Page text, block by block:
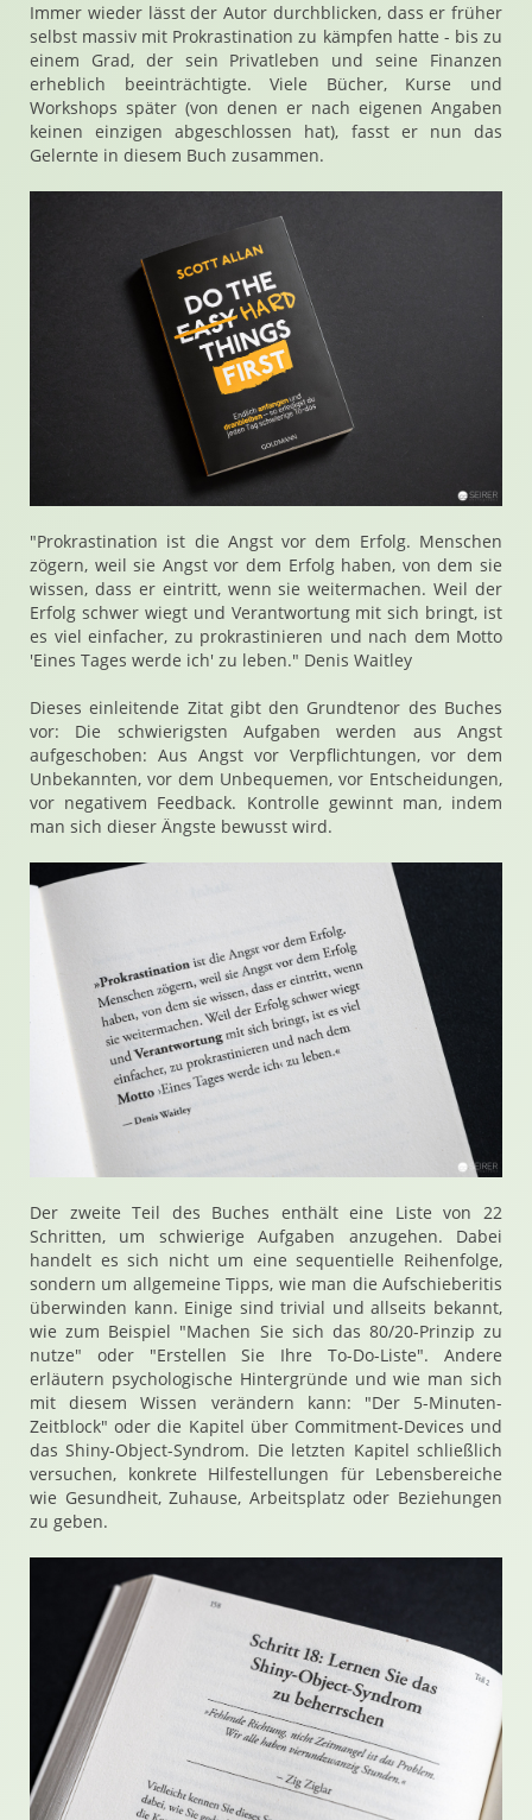
Immer wieder lässt der Autor durchblicken, dass er früher
selbst massiv mit Prokrastination zu kämpfen hatte - bis zu
einem Grad, der sein Privatleben und seine Finanzen
erheblich beeinträchtigte. Viele Bücher, Kurse und
Workshops später (von denen er nach eigenen Angaben
keinen einzigen abgeschlossen hat), fasst er nun das
Gelernte in diesem Buch zusammen.
"Prokrastination ist die Angst vor dem Erfolg. Menschen
zögern, weil sie Angst vor dem Erfolg haben, von dem sie
wissen, dass er eintritt, wenn sie weitermachen. Weil der
Erfolg schwer wiegt und Verantwortung mit sich bringt, ist
es viel einfacher, zu prokrastinieren und nach dem Motto
'Eines Tages werde ich' zu leben." Denis Waitley
Dieses einleitende Zitat gibt den Grundtenor des Buches
vor: Die schwierigsten Aufgaben werden aus Angst
aufgeschoben: Aus Angst vor Verpflichtungen, vor dem
Unbekannten, vor dem Unbequemen, vor Entscheidungen,
vor negativem Feedback. Kontrolle gewinnt man, indem
man sich dieser Ängste bewusst wird.
Der zweite Teil des Buches enthält eine Liste von 22
Schritten, um schwierige Aufgaben anzugehen. Dabei
handelt es sich nicht um eine sequentielle Reihenfolge,
sondern um allgemeine Tipps, wie man die Aufschieberitis
überwinden kann. Einige sind trivial und allseits bekannt,
wie zum Beispiel "Machen Sie sich das 80/20-Prinzip zu
nutze" oder "Erstellen Sie Ihre To-Do-Liste". Andere
erläutern psychologische Hintergründe und wie man sich
mit diesem Wissen verändern kann: "Der 5-Minuten-
Zeitblock" oder die Kapitel über Commitment-Devices und
das Shiny-Object-Syndrom. Die letzten Kapitel schließlich
versuchen, konkrete Hilfestellungen für Lebensbereiche
wie Gesundheit, Zuhause, Arbeitsplatz oder Beziehungen
zu geben.